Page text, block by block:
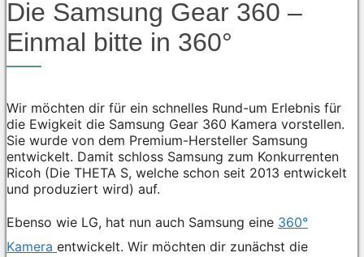
Die Samsung Gear 360 –
Einmal bitte in 360°
Wir möchten dir für ein schnelles Rund-um Erlebnis für
die Ewigkeit die Samsung Gear 360 Kamera vorstellen.
Sie wurde von dem Premium-Hersteller Samsung
entwickelt. Damit schloss Samsung zum Konkurrenten
Ricoh (Die THETA S, welche schon seit 2013 entwickelt
und produziert wird) auf.
Ebenso wie LG, hat nun auch Samsung eine 360°
Kamera entwickelt. Wir möchten dir zunächst die